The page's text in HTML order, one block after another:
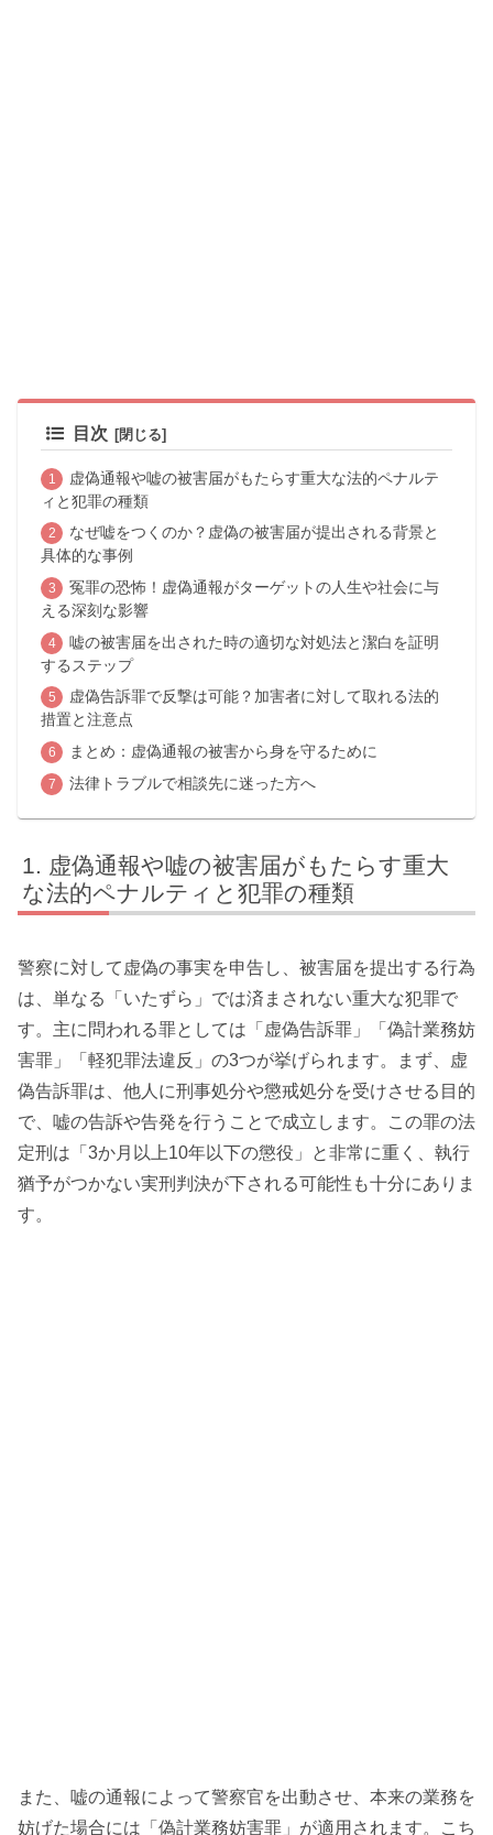
目次
虚偽通報や嘘の被害届がもたらす重大な法的ペナルテ
ィと犯罪の種類
なぜ嘘をつくのか？虚偽の被害届が提出される背景と
具体的な事例
冤罪の恐怖！虚偽通報がターゲットの人生や社会に与
える深刻な影響
嘘の被害届を出された時の適切な対処法と潔白を証明
するステップ
虚偽告訴罪で反撃は可能？加害者に対して取れる法的
措置と注意点
まとめ：虚偽通報の被害から身を守るために
法律トラブルで相談先に迷った方へ
虚偽通報や嘘の被害届がもたらす重大
な法的ペナルティと犯罪の種類
警察に対して虚偽の事実を申告し、被害届を提出する行為
は、単なる「いたずら」では済まされない重大な犯罪で
す。主に問われる罪としては「虚偽告訴罪」「偽計業務妨
害罪」「軽犯罪法違反」の3つが挙げられます。まず、虚
偽告訴罪は、他人に刑事処分や懲戒処分を受けさせる目的
で、嘘の告訴や告発を行うことで成立します。この罪の法
定刑は「3か月以上10年以下の懲役」と非常に重く、執行
猶予がつかない実刑判決が下される可能性も十分にありま
す。
また、嘘の通報によって警察官を出動させ、本来の業務を
妨げた場合には「偽計業務妨害罪」が適用されます。こち